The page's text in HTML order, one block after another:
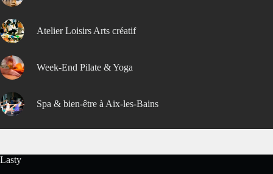
Atelier Loisirs Arts créatif
Week-End Pilate & Yoga
Spa & bien-être à Aix-les-Bains
Lasty